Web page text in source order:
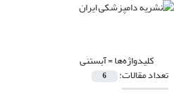
کلیدواژه‌ها =آبستنی
تعداد مقالات: 6